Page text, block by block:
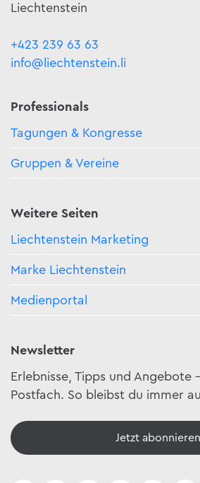
Liechtenstein
+423 239 63 63
info@liechtenstein.li
Professionals
Tagungen & Kongresse
Gruppen & Vereine
Weitere Seiten
Liechtenstein Marketing
Marke Liechtenstein
Medienportal
Newsletter
Erlebnisse, Tipps und Angebote
Postfach. So bleibst du immer
Jetzt abonnieren